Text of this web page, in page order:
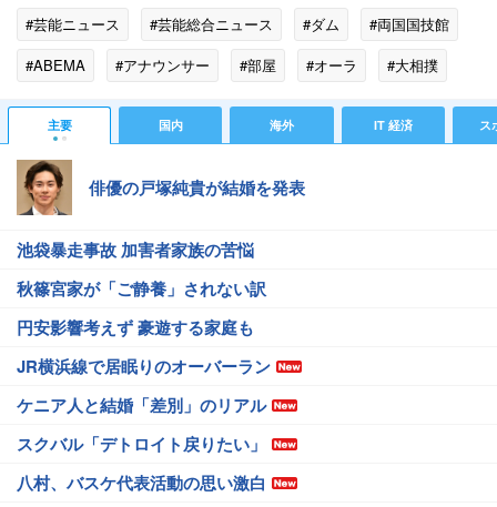
#芸能ニュース #芸能総合ニュース #ダム
#両国国技館
#ABEMA
#アナウンサー #部屋 #オーラ
#大相撲
#チュア
#石川県 #小学生 #ガンダム #魔裟斗
主要 国内 海外 IT 経済 ス
俳優の戸塚純貴が結婚を発表
池袋暴走事故 加害者家族の苦悩
秋篠宮家が「ご静養」されない訳
円安影響考えず 豪遊する家庭も
JR横浜線で居眠りのオーバーラン
ケニア人と結婚「差別」のリアル
スクバル「デトロイト戻りたい」
八村、バスケ代表活動の思い激白